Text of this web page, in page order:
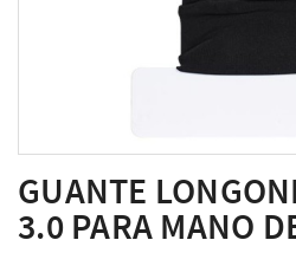
GUANTE
3.0 PARA MANO